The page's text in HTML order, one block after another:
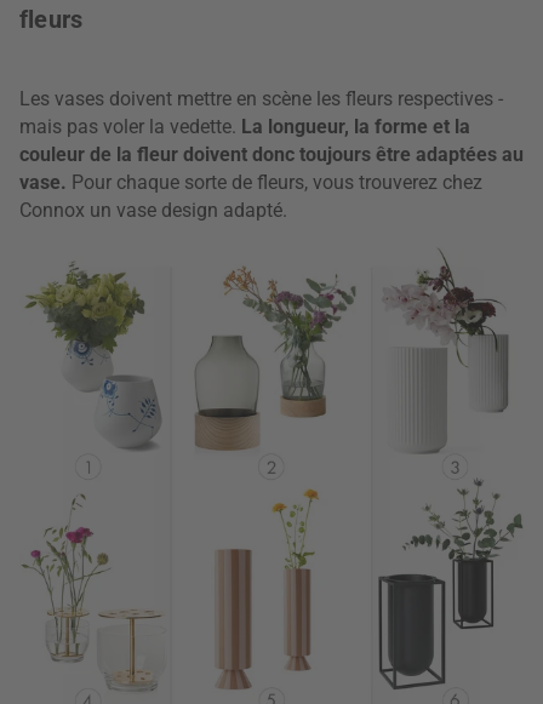
fleurs
Les vases doivent mettre en scène les fleurs respectives -
mais pas voler la vedette. La longueur, la forme et la
couleur de la fleur doivent donc toujours être adaptées au
vase. Pour chaque sorte de fleurs, vous trouverez chez
Connox un vase design adapté.